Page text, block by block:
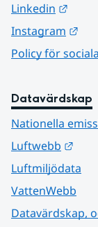
Linkedin
Instagram
Policy för
Datavärdskap
Nationella
Luftwebb
Luftmiljödata
VattenWebb
Datavärdskap,